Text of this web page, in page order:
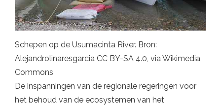
Schepen op de Usumacinta River. Bron:
Alejandrolinaresgarcia CC BY-SA 4.0, via Wikimedia
Commons
De inspanningen van de regionale regeringen voor
het behoud van de ecosystemen van het